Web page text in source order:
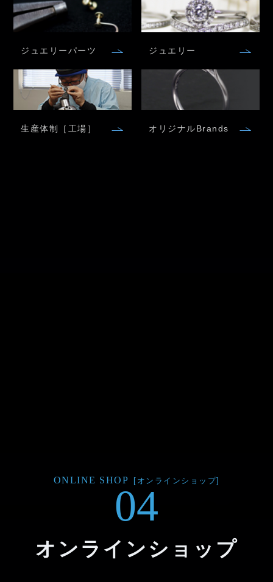
ジュエリーパーツ ジュエリー
生産体制［工場］ オリジナルBrands
ONLINE SHOP [オンラインショップ]
04
オンラインショップ